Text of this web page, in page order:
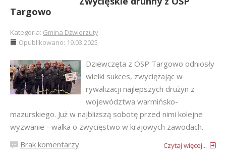
Targowo
Kategoria: Gmina Dźwierzuty
Opublikowano: 19.03.2025
Dziewczęta z OSP Targowo odniosły
wielki sukces, zwyciężając w
rywalizacji najlepszych drużyn z
województwa warmińsko-
mazurskiego. Już w najbliższą sobotę przed nimi kolejne
wyzwanie - walka o zwycięstwo w krajowych zawodach.
Brak komentarzy
Czytaj więcej...